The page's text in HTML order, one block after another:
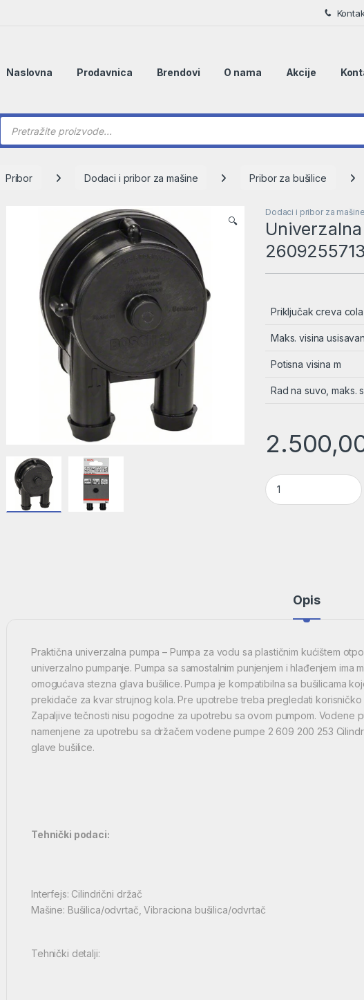
Naslovna Prodavnica Brendovi O nama Akcije
Products search
Pribor Dodaci i pribor za mašine Pribor za bušilice
🔍
Dodaci i pribor za mašine
Univerzalna
2609255713
Priključak creva cola
Maks. visina
Potisna visina m
Rad na suvo, maks.
Univerzalna Pumpa
Opis
Praktična univerzalna pumpa – Pumpa za vodu sa plastičnim kućištem
univerzalno pumpanje. Pumpa sa samostalnim punjenjem i hlađenjem ima
omogućava stezna glava bušilice. Pumpa je kompatibilna sa bušilicama
prekidače za kvar strujnog kola. Pre upotrebe treba pregledati
Zapaljive tečnosti nisu pogodne za upotrebu sa ovom pumpom. Vodene
namenjene za upotrebu sa držačem vodene pumpe 2 609 200 253
glave bušilice.
Tehnički podaci:
Interfejs: Cilindrični držač
Mašine: Bušilica/odvrtač, Vibraciona bušilica/odvrtač
Tehnički detalji: